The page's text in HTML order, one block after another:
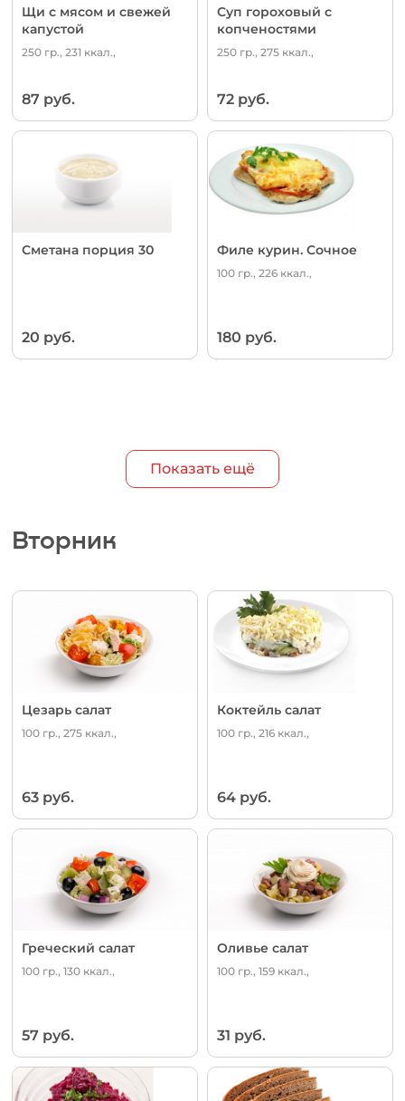
Щи с мясом и свежей
капустой
250 гр., 231 ккал.,
87 руб.
Суп гороховый с
копченостями
250 гр., 275 ккал.,
72 руб.
Сметана порция 30
20 руб.
Филе курин. Сочное
100 гр., 226 ккал.,
180 руб.
Показать ещё
Вторник
Цезарь салат
100 гр., 275 ккал.,
63 руб.
Коктейль салат
100 гр., 216 ккал.,
64 руб.
Греческий салат
100 гр., 130 ккал.,
57 руб.
Оливье салат
100 гр., 159 ккал.,
31 руб.